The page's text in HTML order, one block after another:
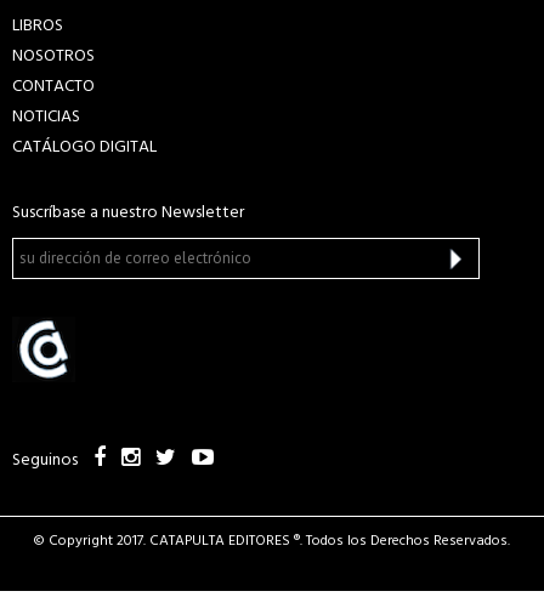
LIBROS
NOSOTROS
CONTACTO
NOTICIAS
CATÁLOGO DIGITAL
Suscríbase a nuestro Newsletter
Seguinos
© Copyright 2017. CATAPULTA EDITORES ®. Todos los Derechos Reservados.